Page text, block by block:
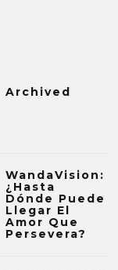
Archived
WandaVision:
¿Hasta
Dónde Puede
Llegar El
Amor Que
Persevera?